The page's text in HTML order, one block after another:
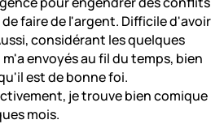
faire de l'argent. Difficile d'avoir
considérant les quelques
envoyés au fil du temps, bien
est de bonne foi.
je trouve bien comique
mois.